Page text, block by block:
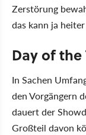
Zerstörung
das kann ja
Day of
In Sachen
den Vorgängern
dauert der
Großteil davon